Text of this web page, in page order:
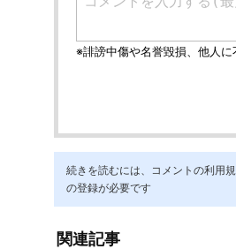
続きを読むには、コメントの利用
の登録が必要です
関連記事